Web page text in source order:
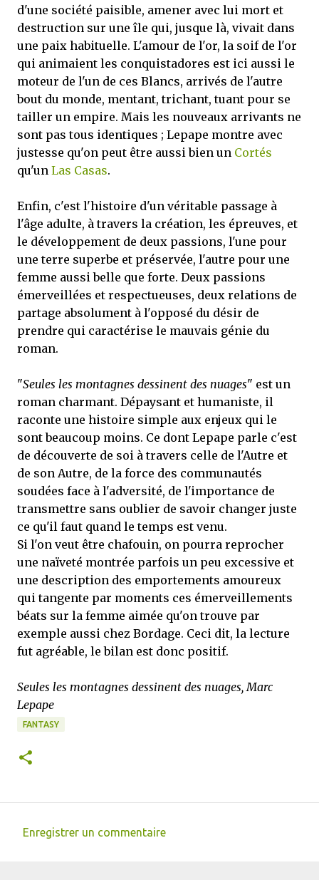
d'une société paisible, amener avec lui mort et
destruction sur une île qui, jusque là, vivait dans
une paix habituelle. L'amour de l'or, la soif de l'or
qui animaient les conquistadores est ici aussi le
moteur de l'un de ces Blancs, arrivés de l'autre
bout du monde, mentant, trichant, tuant pour se
tailler un empire. Mais les nouveaux arrivants ne
sont pas tous identiques ; Lepape montre avec
justesse qu'on peut être aussi bien un Cortés
qu'un Las Casas.
Enfin, c'est l'histoire d'un véritable passage à
l'âge adulte, à travers la création, les épreuves, et
le développement de deux passions, l'une pour
une terre superbe et préservée, l'autre pour une
femme aussi belle que forte. Deux passions
émerveillées et respectueuses, deux relations de
partage absolument à l'opposé du désir de
prendre qui caractérise le mauvais génie du
roman.
"Seules les montagnes dessinent des nuages" est un
roman charmant. Dépaysant et humaniste, il
raconte une histoire simple aux enjeux qui le
sont beaucoup moins. Ce dont Lepape parle c'est
de découverte de soi à travers celle de l'Autre et
de son Autre, de la force des communautés
soudées face à l'adversité, de l'importance de
transmettre sans oublier de savoir changer juste
ce qu'il faut quand le temps est venu.
Si l'on veut être chafouin, on pourra reprocher
une naïveté montrée parfois un peu excessive et
une description des emportements amoureux
qui tangente par moments ces émerveillements
béats sur la femme aimée qu'on trouve par
exemple aussi chez Bordage. Ceci dit, la lecture
fut agréable, le bilan est donc positif.
Seules les montagnes dessinent des nuages, Marc
Lepape
FANTASY
Enregistrer un commentaire